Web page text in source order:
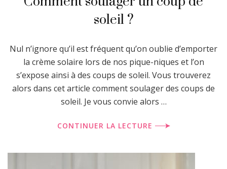
soleil ?
Nul n’ignore qu’il est fréquent qu’on oublie d’emporter
la crème solaire lors de nos pique-niques et l’on
s’expose ainsi à des coups de soleil. Vous trouverez
alors dans cet article comment soulager des coups de
soleil. Je vous convie alors …
CONTINUER LA LECTURE